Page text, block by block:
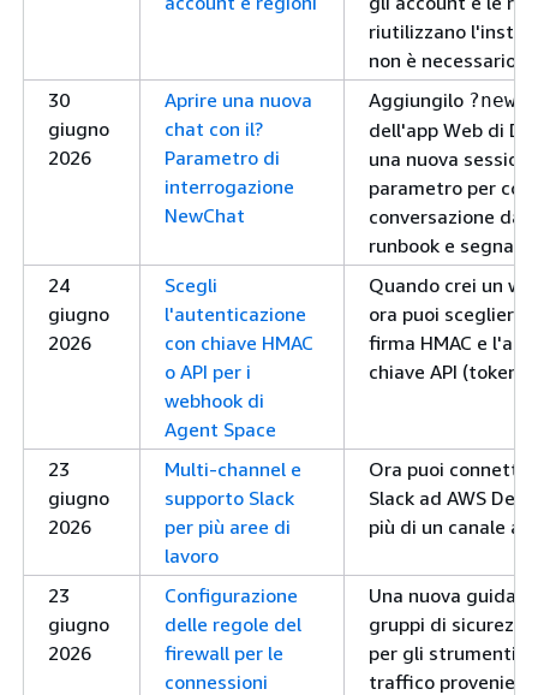
riutilizzano
non è necessario
30
giugno
2026
Aprire una nuova
chat con il?
Parametro di
interrogazione
NewChat
Aggiungilo
dell'app Web di
una nuova
parametro per
conversazione da
runbook e
24
giugno
2026
Scegli
l'autenticazione
con chiave HMAC
o API per i
webhook di
Agent Space
Quando crei un
ora puoi scegliere
firma HMAC e
chiave API (token
23
giugno
2026
Multi-channel e
supporto Slack
per più aree di
lavoro
Ora puoi
Slack ad AWS
più di un canale a
23
giugno
2026
Configurazione
delle regole del
firewall per le
connessioni
Una nuova guida
gruppi di
per gli strumenti
traffico